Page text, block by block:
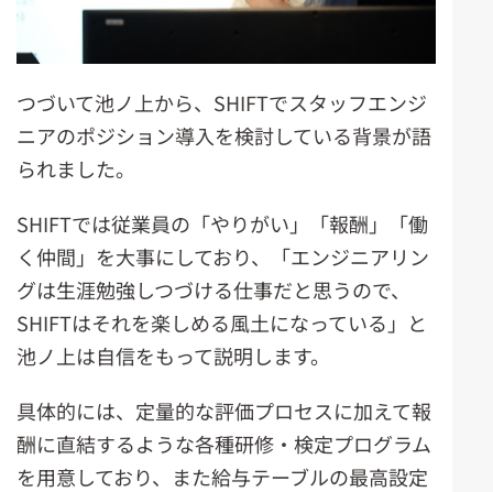
つづいて池ノ上から、SHIFTでスタッフエンジ
ニアのポジション導入を検討している背景が語
られました。
SHIFTでは従業員の「やりがい」「報酬」「働
く仲間」を大事にしており、「エンジニアリン
グは生涯勉強しつづける仕事だと思うので、
SHIFTはそれを楽しめる風土になっている」と
池ノ上は自信をもって説明します。
具体的には、定量的な評価プロセスに加えて報
酬に直結するような各種研修・検定プログラム
を用意しており、また給与テーブルの最高設定